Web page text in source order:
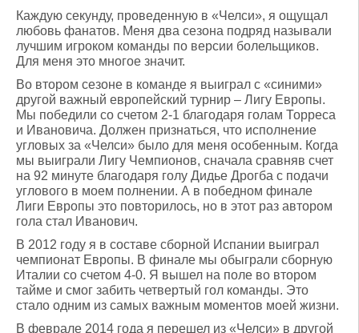
Каждую секунду, проведенную в «Челси», я ощущал
любовь фанатов. Меня два сезона подряд называли
лучшим игроком команды по версии болельщиков.
Для меня это многое значит.
Во втором сезоне в команде я выиграл с «синими»
другой важный европейский турнир – Лигу Европы.
Мы победили со счетом 2-1 благодаря голам Торреса
и Ивановича. Должен признаться, что исполнение
угловых за «Челси» было для меня особенным. Когда
мы выиграли Лигу Чемпионов, сначала сравняв счет
на 92 минуте благодаря голу Дидье Дрогба с подачи
углового в моем полнении. А в победном финале
Лиги Европы это повторилось, но в этот раз автором
гола стал Иванович.
В 2012 году я в составе сборной Испании выиграл
чемпионат Европы. В финале мы обыграли сборную
Италии со счетом 4-0. Я вышел на поле во втором
тайме и смог забить четвертый гол команды. Это
стало одним из самых важным моментов моей жизни.
В феврале 2014 года я перешел из «Челси» в другой